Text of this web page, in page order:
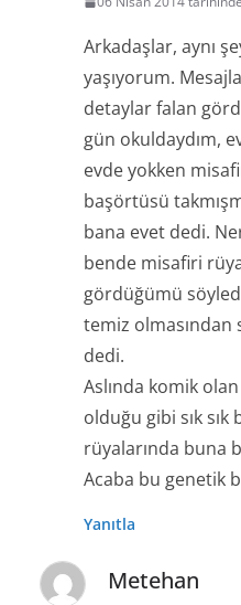
Arkadaşlar, aynı
yaşıyorum.
detaylar falan
gün okuldaydım,
evde yokken
başörtüsü
bana evet dedi.
bende misafiri
gördüğümü
temiz olmasından
dedi.
Aslında komik
olduğu gibi sık
rüyalarında buna
Acaba bu genetik
Yanıtla
Metehan